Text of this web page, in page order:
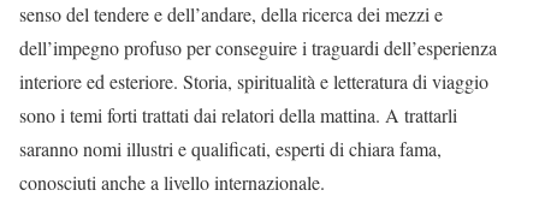
senso del tendere e dell’andare, della ricerca dei mezzi e
dell’impegno profuso per conseguire i traguardi dell’esperienza
interiore ed esteriore. Storia, spiritualità e letteratura di viaggio
sono i temi forti trattati dai relatori della mattina. A trattarli
saranno nomi illustri e qualificati, esperti di chiara fama,
conosciuti anche a livello internazionale.